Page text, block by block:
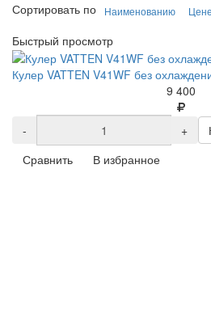
Сортировать по
Наименованию Цене
Быстрый просмотр
Кулер VATTEN V41WF без
9 400
- +
Сравнить
В избранное